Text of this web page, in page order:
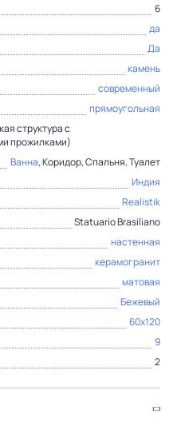
6
да
Да
камень
современный
прямоугольная
структура с
прожилками)
Ванна, Коридор, Спальня, Туалет
Индия
Realistik
Statuario Brasiliano
настенная
керамогранит
матовая
Бежевый
60x120
9
2